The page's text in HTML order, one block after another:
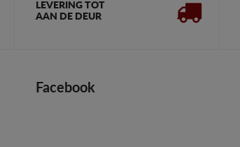
LEVERING TOT
AAN DE DEUR
Facebook